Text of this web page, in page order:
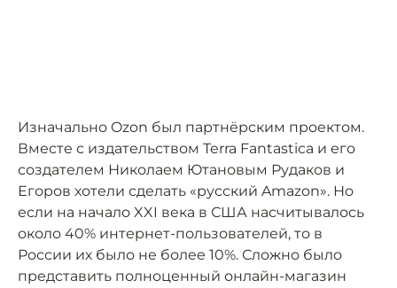
Изначально Ozon был партнёрским проектом.
Вместе с издательством Terra Fantastica и его
создателем Николаем Ютановым Рудаков и
Егоров хотели сделать «русский Amazon». Но
если на начало XXI века в США насчитывалось
около 40% интернет-пользователей, то в
России их было не более 10%. Сложно было
представить полноценный онлайн-магазин